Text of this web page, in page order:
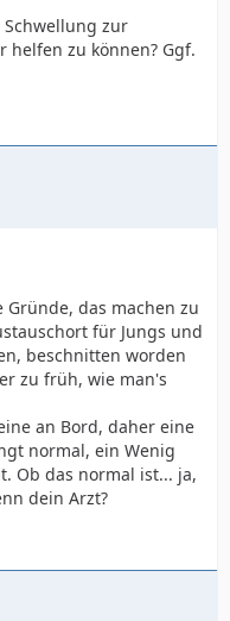
zur
zu können? Ggf.
das machen zu
für Jungs und
beschnitten worden
zu früh, wie man's
an Bord, daher eine
normal, ein Wenig
Ob das normal ist... ja,
dein Arzt?